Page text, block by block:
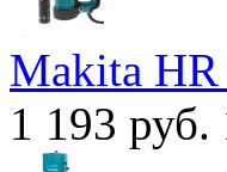
Makita
1 193 руб.